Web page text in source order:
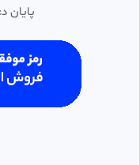
0:17:40
پایان